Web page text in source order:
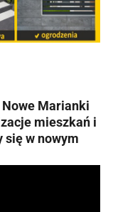
Marianki
mieszkań i
się w nowym